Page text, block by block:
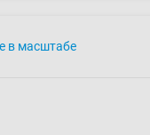
в масштабе